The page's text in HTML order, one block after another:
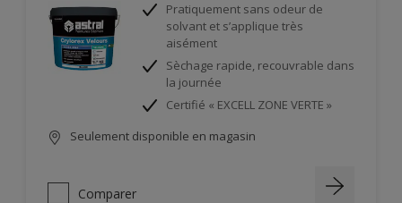
Pratiquement sans odeur de
solvant et s’applique très
aisément
Sèchage rapide, recouvrable dans
la journée
Certifié « EXCELL ZONE VERTE »
Seulement disponible en magasin
Comparer